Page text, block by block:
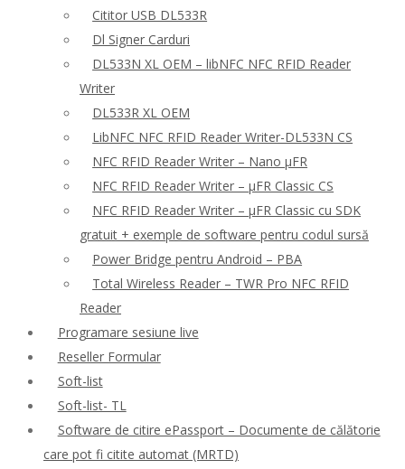
Cititor USB DL533R
Dl Signer Carduri
DL533N XL OEM – libNFC NFC RFID Reader
Writer
DL533R XL OEM
LibNFC NFC RFID Reader Writer-DL533N CS
NFC RFID Reader Writer – Nano μFR
NFC RFID Reader Writer – μFR Classic CS
NFC RFID Reader Writer – μFR Classic cu SDK
gratuit + exemple de software pentru codul sursă
Power Bridge pentru Android – PBA
Total Wireless Reader – TWR Pro NFC RFID
Reader
Programare sesiune live
Reseller Formular
Soft-list
Soft-list- TL
Software de citire ePassport – Documente de călătorie
care pot fi citite automat (MRTD)